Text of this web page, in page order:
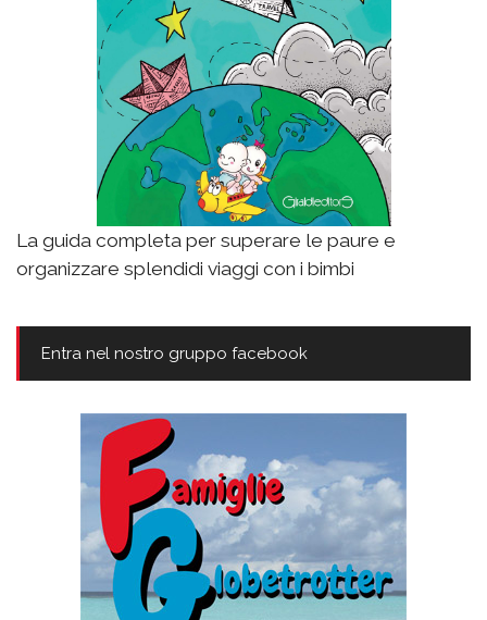
La guida completa per superare le paure e
organizzare splendidi viaggi con i bimbi
Entra nel nostro gruppo facebook